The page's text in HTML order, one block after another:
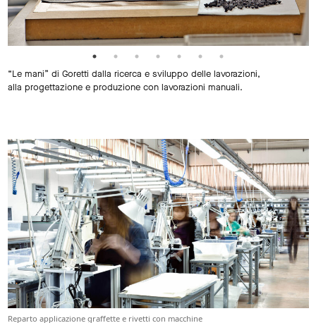
“Le mani” di Goretti dalla ricerca e sviluppo delle lavorazioni,
alla progettazione e produzione con lavorazioni manuali.
Reparto applicazione graffette e rivetti con macchine